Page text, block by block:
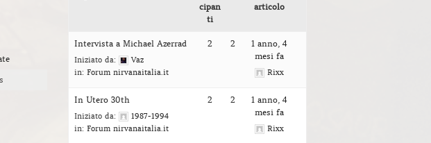
cipan
ti
articolo
Intervista a Michael Azerrad
Iniziato da:
Vaz
in: Forum nirvanaitalia.it
2 2
1 anno, 4
mesi fa
Rixx
In Utero 30th
Iniziato da:
1987-1994
in: Forum nirvanaitalia.it
2 2
1 anno, 4
mesi fa
Rixx